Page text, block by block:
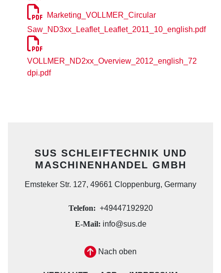
Marketing_VOLLMER_Circular
Saw_ND3xx_Leaflet_Leaflet_2011_10_english.pdf
VOLLMER_ND2xx_Overview_2012_english_72
dpi.pdf
SUS SCHLEIFTECHNIK UND
MASCHINENHANDEL GMBH
Emsteker Str. 127, 49661 Cloppenburg, Germany
Telefon: +49447192920
E-Mail: info@sus.de
Nach oben